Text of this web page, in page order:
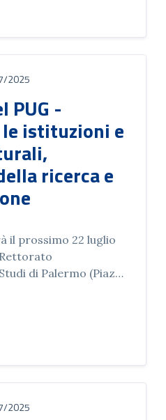
2025
PUG -
istituzioni e
ricerca e
il prossimo 22 luglio
di Palermo (Piazza
della ricerca
2025